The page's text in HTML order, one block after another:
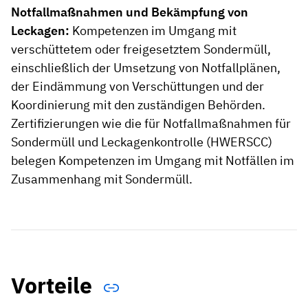
Notfallmaßnahmen und Bekämpfung von
Leckagen: Kompetenzen im Umgang mit
verschüttetem oder freigesetztem Sondermüll,
einschließlich der Umsetzung von Notfallplänen,
der Eindämmung von Verschüttungen und der
Koordinierung mit den zuständigen Behörden.
Zertifizierungen wie die für Notfallmaßnahmen für
Sondermüll und Leckagenkontrolle (HWERSCC)
belegen Kompetenzen im Umgang mit Notfällen im
Zusammenhang mit Sondermüll.
Vorteile